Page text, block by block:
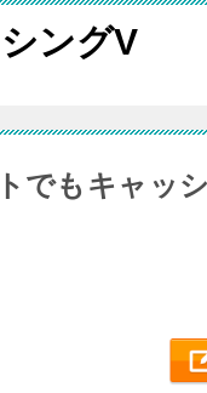
ングV
でもキャッ